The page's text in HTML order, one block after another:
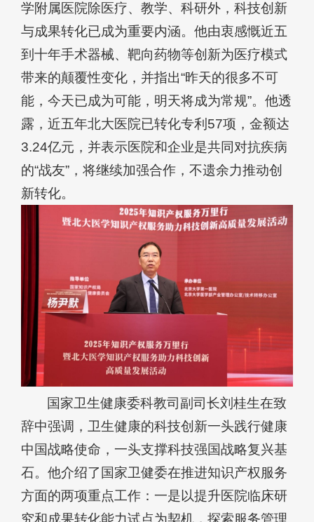
学附属医院除医疗、教学、科研外，科技创新
与成果转化已成为重要内涵。他由衷感慨近五
到十年手术器械、靶向药物等创新为医疗模式
带来的颠覆性变化，并指出“昨天的很多不可
能，今天已成为可能，明天将成为常规”。他透
露，近五年北大医院已转化专利57项，金额达
3.24亿元，并表示医院和企业是共同对抗疾病
的“战友”，将继续加强合作，不遗余力推动创
新转化。
国家卫生健康委科教司副司长刘桂生在致
辞中强调，卫生健康的科技创新一头践行健康
中国战略使命，一头支撑科技强国战略复兴基
石。他介绍了国家卫健委在推进知识产权服务
方面的两项重点工作：一是以提升医院临床研
究和成果转化能力试点为契机，探索服务管理